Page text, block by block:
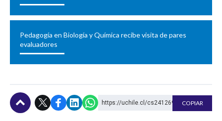
Pedagogía en Biología y Química recibe visita de pares
evaluadores
https://uchile.cl/cs241269 COPIAR